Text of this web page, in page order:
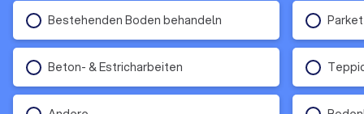
Bestehenden Boden behandeln
Beton- & Estricharbeiten